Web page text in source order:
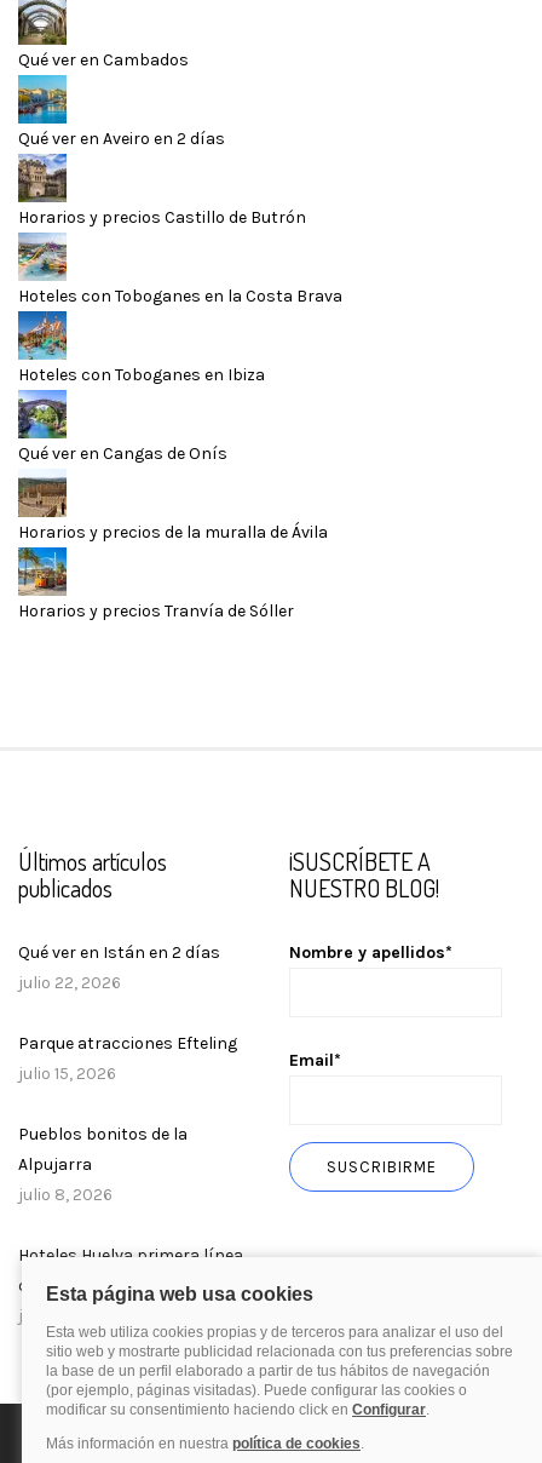
Qué ver en Cambados
Qué ver en Aveiro en 2 días
Horarios y precios Castillo de Butrón
Hoteles con Toboganes en la Costa Brava
Hoteles con Toboganes en Ibiza
Qué ver en Cangas de Onís
Horarios y precios de la muralla de Ávila
Horarios y precios Tranvía de Sóller
Últimos artículos
publicados
Qué ver en Istán en 2 días
julio 22, 2026
Parque atracciones Efteling
julio 15, 2026
Pueblos bonitos de la
Alpujarra
julio 8, 2026
Hoteles Huelva primera línea
de playa
julio 1, 2026
¡SUSCRÍBETE A
NUESTRO BLOG!
Nombre y apellidos*
Email*